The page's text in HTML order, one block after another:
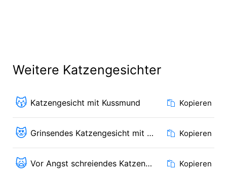
Weitere Katzengesichter
😽 Katzengesicht mit Kussmund Kopieren
😻 Grinsendes Katzengesicht mit Herzaugen Kopieren
🙀 Vor Angst schreiendes Katzengesicht Kopieren